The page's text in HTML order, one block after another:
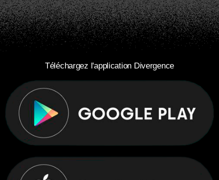
Téléchargez l'application Divergence